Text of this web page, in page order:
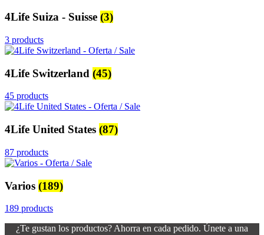
4Life Suiza - Suisse (3)
3 products
4Life Switzerland (45)
45 products
4Life United States (87)
87 products
Varios (189)
189 products
¿Te gustan los productos? Ahorra en cada pedido. Únete a una